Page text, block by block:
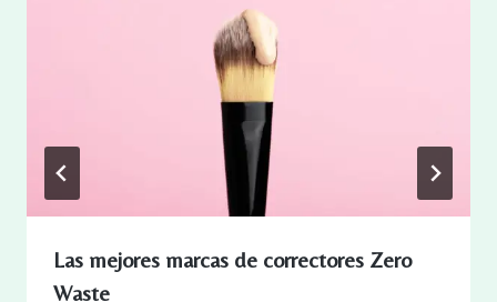
Las mejores marcas de correctores Zero
Waste